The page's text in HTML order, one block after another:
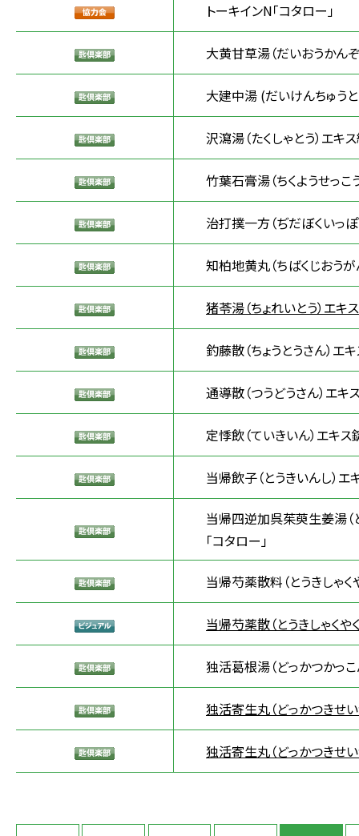
トーキインN「コタロー」
大黄甘草湯（だいおうかん
大建中湯 (だいけんちゅう
沢瀉湯（たくしゃとう）エキ
竹葉石膏湯（ちくようせっこ
治打撲一方（ぢだぼくいっぽ
知柏地黄丸（ちばくじおうが
猪苓湯（ちょれいとう）エキ
釣藤散（ちょうとうさん）エ
通導散（つうどうさん）エキ
定悸飲（ていきいん）エキス
当帰飲子（とうきいんし）エ
当帰四逆加呉茱萸生姜湯（
「コタロー」
当帰芍薬散料（とうきしゃく
当帰芍薬散（とうきしゃくや
独活葛根湯（どっかつかっこ
独活寄生丸（どっかつきせ
独活寄生丸（どっかつきせ